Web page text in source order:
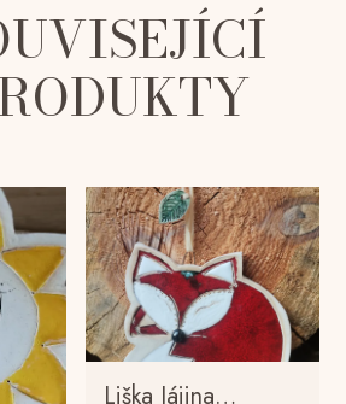
Liška Jájina…